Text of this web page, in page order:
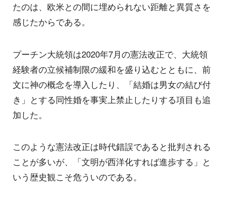
たのは、欧米との間に埋められない距離と異質さを
感じたからである。
プーチン大統領は2020年7月の憲法改正で、大統領
経験者の立候補制限の緩和を盛り込むとともに、前
文に神の概念を導入したり、「結婚は男女の結び付
き」とする同性婚を事実上禁止したりする項目も追
加した。
このような憲法改正は時代錯誤であると批判される
ことが多いが、「文明が西洋化すれば進歩する」と
いう歴史観こそ危ういのである。